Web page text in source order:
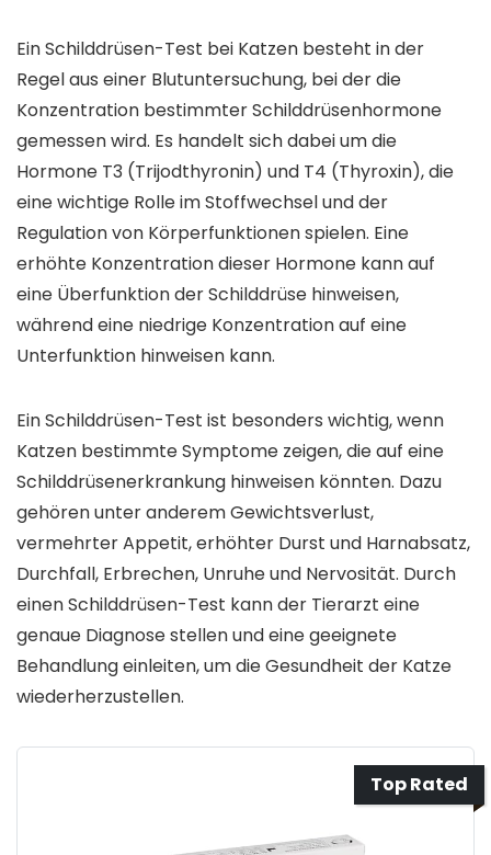
Ein Schilddrüsen-Test bei Katzen besteht in der
Regel aus einer Blutuntersuchung, bei der die
Konzentration bestimmter Schilddrüsenhormone
gemessen wird. Es handelt sich dabei um die
Hormone T3 (Trijodthyronin) und T4 (Thyroxin), die
eine wichtige Rolle im Stoffwechsel und der
Regulation von Körperfunktionen spielen. Eine
erhöhte Konzentration dieser Hormone kann auf
eine Überfunktion der Schilddrüse hinweisen,
während eine niedrige Konzentration auf eine
Unterfunktion hinweisen kann.
Ein Schilddrüsen-Test ist besonders wichtig, wenn
Katzen bestimmte Symptome zeigen, die auf eine
Schilddrüsenerkrankung hinweisen könnten. Dazu
gehören unter anderem Gewichtsverlust,
vermehrter Appetit, erhöhter Durst und Harnabsatz,
Durchfall, Erbrechen, Unruhe und Nervosität. Durch
einen Schilddrüsen-Test kann der Tierarzt eine
genaue Diagnose stellen und eine geeignete
Behandlung einleiten, um die Gesundheit der Katze
wiederherzustellen.
Top Rated